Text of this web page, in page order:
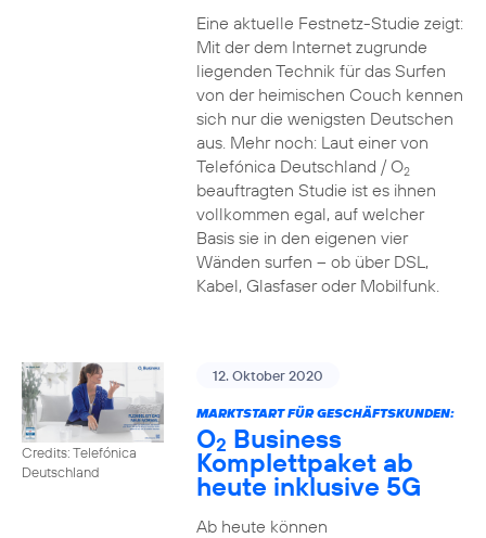
Eine aktuelle Festnetz-Studie zeigt:
Mit der dem Internet zugrunde
liegenden Technik für das Surfen
von der heimischen Couch kennen
sich nur die wenigsten Deutschen
aus. Mehr noch: Laut einer von
Telefónica Deutschland / O2
beauftragten Studie ist es ihnen
vollkommen egal, auf welcher
Basis sie in den eigenen vier
Wänden surfen – ob über DSL,
Kabel, Glasfaser oder Mobilfunk.
Credits: Telefónica
Deutschland
12. Oktober 2020
MARKTSTART FÜR GESCHÄFTSKUNDEN:
O2 Business
Komplettpaket ab
heute inklusive 5G
Ab heute können